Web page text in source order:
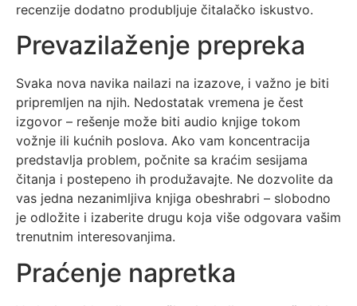
recenzije dodatno produbljuje čitalačko iskustvo.
Prevazilaženje prepreka
Svaka nova navika nailazi na izazove, i važno je biti
pripremljen na njih. Nedostatak vremena je čest
izgovor – rešenje može biti audio knjige tokom
vožnje ili kućnih poslova. Ako vam koncentracija
predstavlja problem, počnite sa kraćim sesijama
čitanja i postepeno ih produžavajte. Ne dozvolite da
vas jedna nezanimljiva knjiga obeshrabri – slobodno
je odložite i izaberite drugu koja više odgovara vašim
trenutnim interesovanjima.
Praćenje napretka